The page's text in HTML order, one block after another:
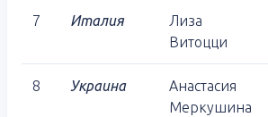
7 Италия
Лиза
Витоцци
8 Украина
Анастасия
Меркушина